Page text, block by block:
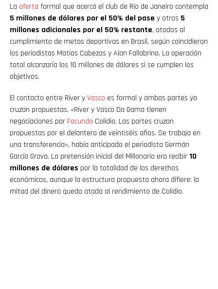
La oferta formal que acercó el club de Río de Janeiro contempla
5 millones de dólares por el 50% del pase y otros 5
millones adicionales por el 50% restante, atados al
cumplimiento de metas deportivas en Brasil, según coincidieron
los periodistas Matías Cabezas y Alan Fallabrino. La operación
total alcanzaría los 10 millones de dólares si se cumplen los
objetivos.
El contacto entre River yVasco es formal y ambas partes ya
cruzan propuestas. «River y Vasco Da Gama tienen
negociaciones por Facundo Colidio. Las partes cruzan
propuestas por el delantero de veintiséis años. Se trabaja en
una transferencia», había anticipado el periodista Germán
García Grova. La pretensión inicial del Millonario era recibir 10
millones de dólares por la totalidad de los derechos
económicos, aunque la estructura propuesta ahora difiere: la
mitad del dinero queda atada al rendimiento de Colidio.